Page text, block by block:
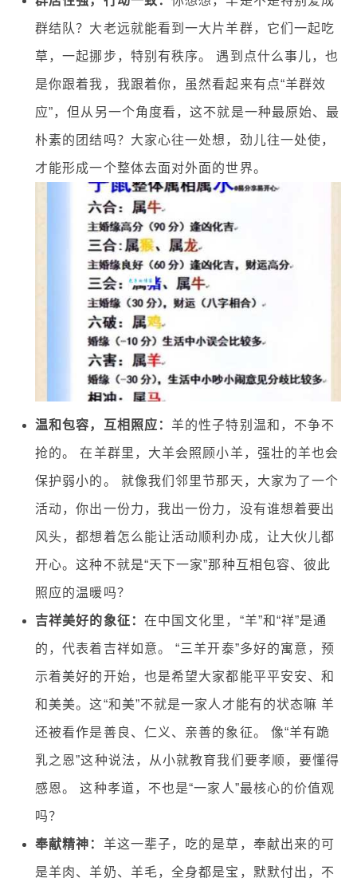
群结队？大老远就能看到一大片羊群，它们一起吃
草，一起挪步，特别有秩序。 遇到点什么事儿，也
是你跟着我，我跟着你，虽然看起来有点“羊群效
应”，但从另一个角度看，这不就是一种最原始、最
朴素的团结吗？大家心往一处想，劲儿往一处使，
才能形成一个整体去面对外面的世界。
温和包容，互相照应： 羊的性子特别温和，不争不
抢的。 在羊群里，大羊会照顾小羊，强壮的羊也会
保护弱小的。 就像我们邻里节那天，大家为了一个
活动，你出一份力，我出一份力，没有谁想着要出
风头，都想着怎么能让活动顺利办成，让大伙儿都
开心。这种不就是“天下一家”那种互相包容、彼此
照应的温暖吗？
吉祥美好的象征： 在中国文化里，“羊”和“祥”是通
的，代表着吉祥如意。 “三羊开泰”多好的寓意，预
示着美好的开始，也是希望大家都能平平安安、和
和美美。这“和美”不就是一家人才能有的状态嘛 羊
还被看作是善良、仁义、亲善的象征。 像“羊有跪
乳之恩”这种说法，从小就教育我们要孝顺，要懂得
感恩。 这种孝道，不也是“一家人”最核心的价值观
吗？
奉献精神： 羊这一辈子，吃的是草，奉献出来的可
是羊肉、羊奶、羊毛，全身都是宝，默默付出，不